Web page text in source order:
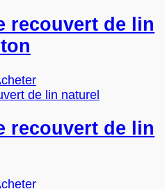
recouvert de lin
$
Ce
produit
plusieurs
variations.
peuvent
recouvert de lin
Ce